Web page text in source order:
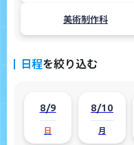
美術制作科
日程を絞り込む
8/9
日
8/10
月